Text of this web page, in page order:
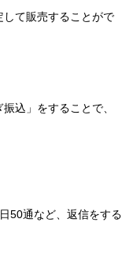
て販売することがで
込」をすることで、
50通など、返信をする